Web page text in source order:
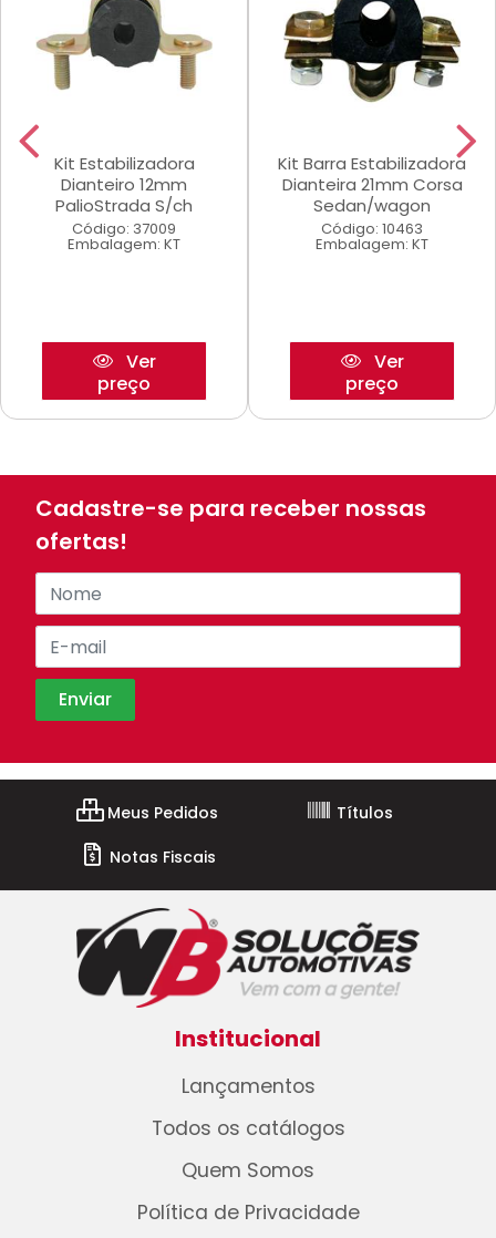
Kit Estabilizadora
Dianteiro 12mm
PalioStrada S/ch
Código: 37009
Embalagem: KT
Ver
preço
Kit Barra Estabilizadora
Dianteira 21mm Corsa
Sedan/wagon
Código: 10463
Embalagem: KT
Ver
preço
Cadastre-se para receber nossas
ofertas!
Meus Pedidos
Títulos
Notas Fiscais
Institucional
Lançamentos
Todos os catálogos
Quem Somos
Política de Privacidade